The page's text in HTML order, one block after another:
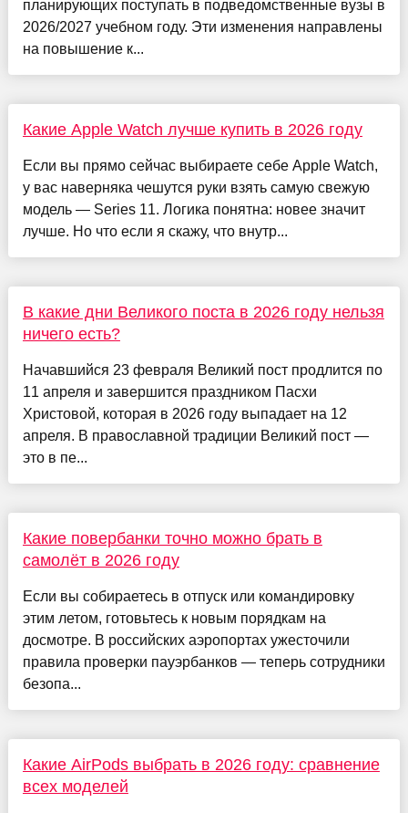
планирующих поступать в подведомственные вузы в
2026/2027 учебном году. Эти изменения направлены
на повышение к...
Какие Apple Watch лучше купить в 2026 году
Если вы прямо сейчас выбираете себе Apple Watch,
у вас наверняка чешутся руки взять самую свежую
модель — Series 11. Логика понятна: новее значит
лучше. Но что если я скажу, что внутр...
В какие дни Великого поста в 2026 году нельзя
ничего есть?
Начавшийся 23 февраля Великий пост продлится по
11 апреля и завершится праздником Пасхи
Христовой, которая в 2026 году выпадает на 12
апреля. В православной традиции Великий пост —
это в пе...
Какие повербанки точно можно брать в
самолёт в 2026 году
Если вы собираетесь в отпуск или командировку
этим летом, готовьтесь к новым порядкам на
досмотре. В российских аэропортах ужесточили
правила проверки пауэрбанков — теперь сотрудники
безопа...
Какие AirPods выбрать в 2026 году: сравнение
всех моделей